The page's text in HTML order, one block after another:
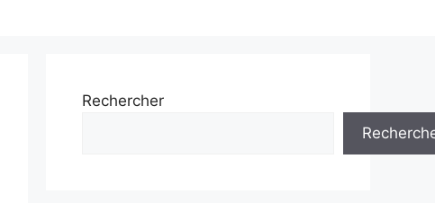
Rechercher